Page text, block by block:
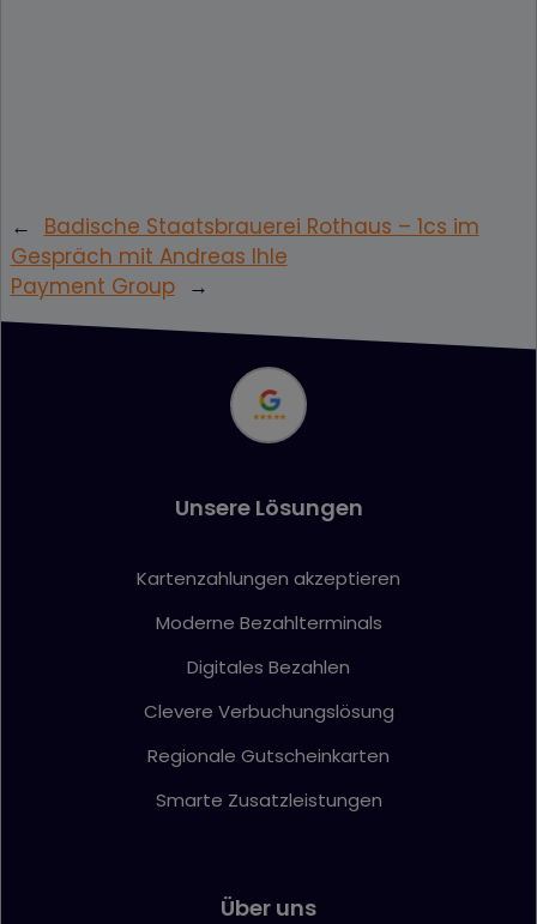
←
Badische Staatsbrauerei Rothaus – 1cs im
Gespräch mit Andreas Ihle
Payment Group
→
Unsere Lösungen
Kartenzahlungen akzeptieren
Moderne Bezahlterminals
Digitales Bezahlen
Clevere Verbuchungslösung
Regionale Gutscheinkarten
Smarte Zusatzleistungen
Über uns